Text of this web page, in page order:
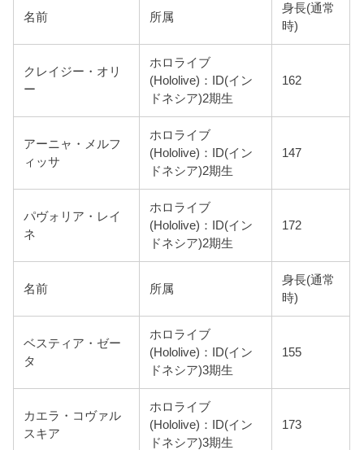
名前 所属
身長(通常
時)
クレイジー・オリ
ー
ホロライブ
(Hololive)：ID(イン
ドネシア)2期生
162
アーニャ・メルフ
ィッサ
ホロライブ
(Hololive)：ID(イン
ドネシア)2期生
147
パヴォリア・レイ
ネ
ホロライブ
(Hololive)：ID(イン
ドネシア)2期生
172
名前 所属
身長(通常
時)
ベスティア・ゼー
タ
ホロライブ
(Hololive)：ID(イン
ドネシア)3期生
155
カエラ・コヴァル
スキア
ホロライブ
(Hololive)：ID(イン
ドネシア)3期生
173